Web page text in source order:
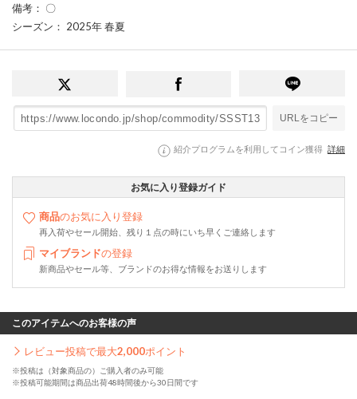
備考 ： 〇
シーズン ： 2025年 春夏
URLをコピー
紹介プログラムを利用してコイン獲得 詳細
お気に入り登録ガイド
商品のお気に入り登録
再入荷やセール開始、残り１点の時にいち早くご連絡します
マイブランドの登録
新商品やセール等、ブランドのお得な情報をお送りします
このアイテムへのお客様の声
レビュー投稿で最大2,000ポイント
※投稿は（対象商品の）ご購入者のみ可能
※投稿可能期間は商品出荷48時間後から30日間です